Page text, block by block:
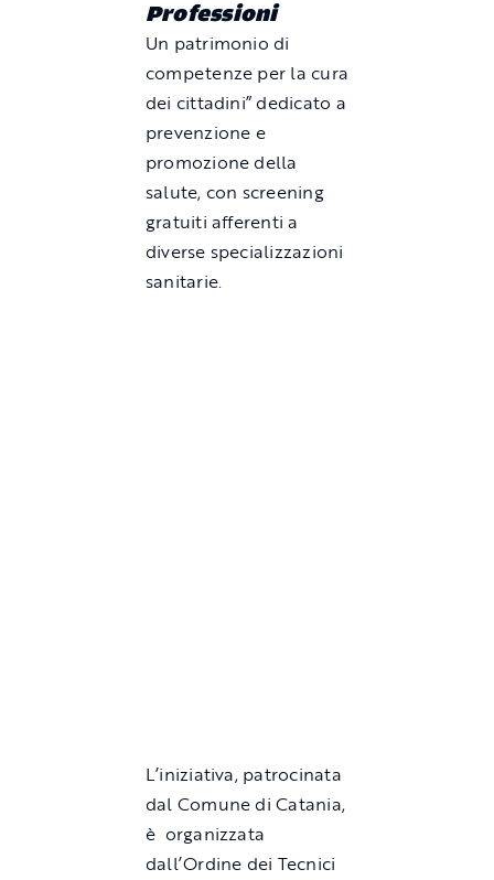
Professioni
Un patrimonio di
competenze per la cura
dei cittadini” dedicato a
prevenzione e
promozione della
salute, con screening
gratuiti afferenti a
diverse specializzazioni
sanitarie.
L’iniziativa, patrocinata
dal Comune di Catania,
è organizzata
dall’Ordine dei Tecnici